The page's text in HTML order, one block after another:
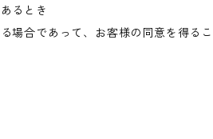
るとき
場合であって、お客様の同意を得る